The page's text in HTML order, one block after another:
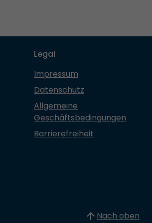
Legal
Impressum
Datenschutz
Allgemeine
Geschäftsbedingungen
Barrierefreiheit
Nach oben